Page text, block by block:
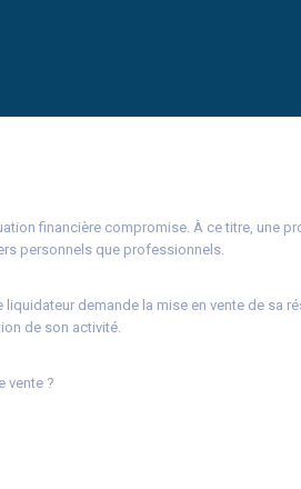
financière compromise. À ce titre, une
personnels que professionnels.
demande la mise en vente de sa
de son activité.
vente ?